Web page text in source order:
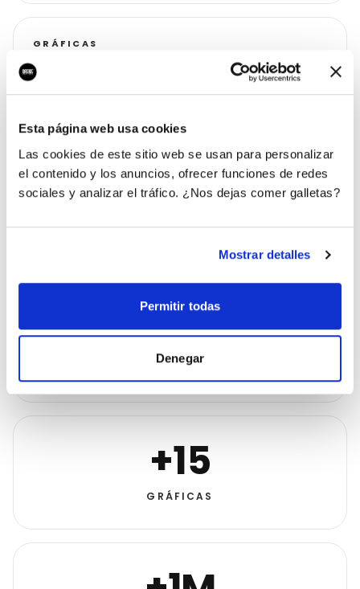
Esta página web usa cookies
Las cookies de este sitio web se usan para personalizar
el contenido y los anuncios, ofrecer funciones de redes
sociales y analizar el tráfico. ¿Nos dejas comer galletas?
Mostrar detalles
Permitir todas
Denegar
GRÁFICAS
Estancado
DESPUÉS
+15
STREAMS
ANTES
Estancado
DESPUÉS
+1M
1
DISCO COMPLETO
+15
GRÁFICAS